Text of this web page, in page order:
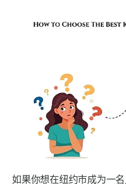
如果你想在纽约市成为一